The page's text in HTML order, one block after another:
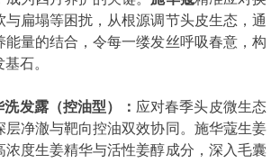
与扁塌等困扰，从根源调节头皮生态，通
能量的结合，令每一缕发丝呼吸春意，构
石。
发露（控油型）： 应对春季头皮微生态
层净澈与靶向控油双效协同。施华蔻生姜
浓度生姜精华与活性姜醇成分，深入毛囊